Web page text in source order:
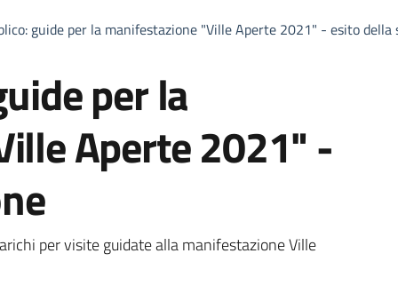
guide per la manifestazione "Ville Aperte 2021" - esito della
per la
Aperte 2021" -
per visite guidate alla manifestazione Ville